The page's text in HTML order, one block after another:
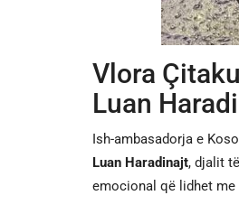
Vlora
Luan
Ish-ambasadorja e
Luan Haradinajt, djalit të
emocional që lidhet me